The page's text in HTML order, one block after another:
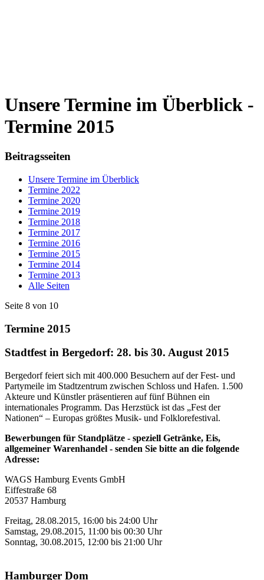
Unsere Termine im Überblick -
Termine 2015
Beitragsseiten
Unsere Termine im Überblick
Termine 2022
Termine 2020
Termine 2019
Termine 2018
Termine 2017
Termine 2016
Termine 2015
Termine 2014
Termine 2013
Alle Seiten
Seite 8 von 10
Termine 2015
Stadtfest in Bergedorf: 28. bis 30. August 2015
Bergedorf feiert sich mit 400.000 Besuchern auf der Fest- und
Partymeile im Stadtzentrum zwischen Schloss und Hafen. 1.500
Akteure und Künstler präsentieren auf fünf Bühnen ein
internationales Programm. Das Herzstück ist das „Fest der
Nationen“ – Europas größtes Musik- und Folklorefestival.
Bewerbungen für Standplätze - speziell Getränke, Eis,
allgemeiner Warenhandel - senden Sie bitte an die folgende
Adresse:
WAGS Hamburg Events GmbH
Eiffestraße 68
20537 Hamburg
Freitag, 28.08.2015, 16:00 bis 24:00 Uhr
Samstag, 29.08.2015, 11:00 bis 00:30 Uhr
Sonntag, 30.08.2015, 12:00 bis 21:00 Uhr
Hamburger Dom